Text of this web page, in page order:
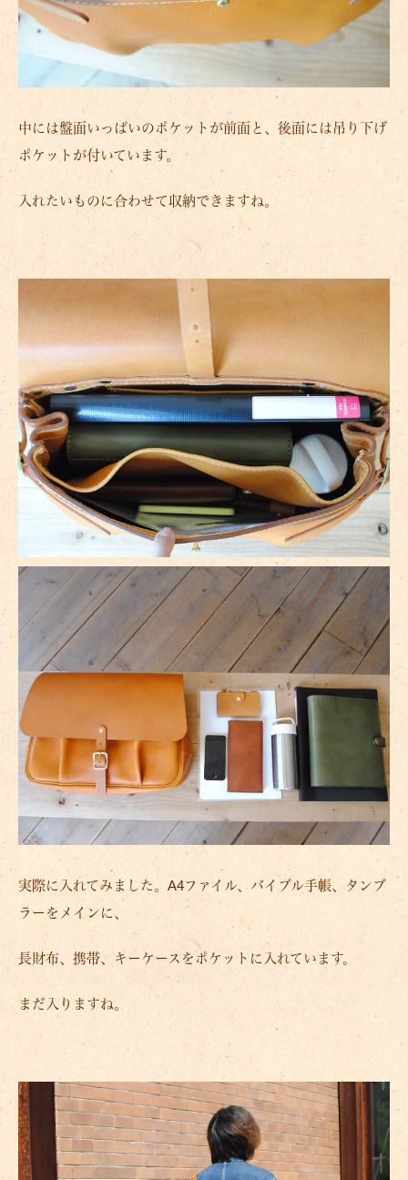
中には盤面いっぱいのポケットが前面と、後面には吊り下げ
ポケットが付いています。
入れたいものに合わせて収納できますね。
実際に入れてみました。A4ファイル、バイブル手帳、タンブ
ラーをメインに、
長財布、携帯、キーケースをポケットに入れています。
まだ入りますね。